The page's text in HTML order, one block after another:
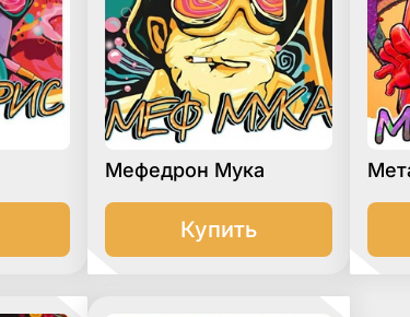
Мефедрон Мука
Купить